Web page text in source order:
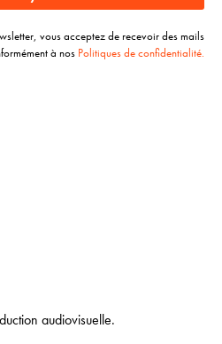
vous acceptez de recevoir des mails
à nos Politiques de confidentialité.
audiovisuelle.